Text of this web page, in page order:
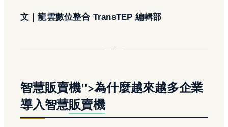
文｜龍雲數位整合 TransTEP 編輯部
智慧販賣機">為什麼越來越多企業
導入智慧販賣機